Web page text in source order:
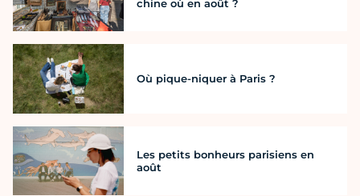
chine où en août ?
Où pique-niquer à Paris ?
Les petits bonheurs parisiens en
août